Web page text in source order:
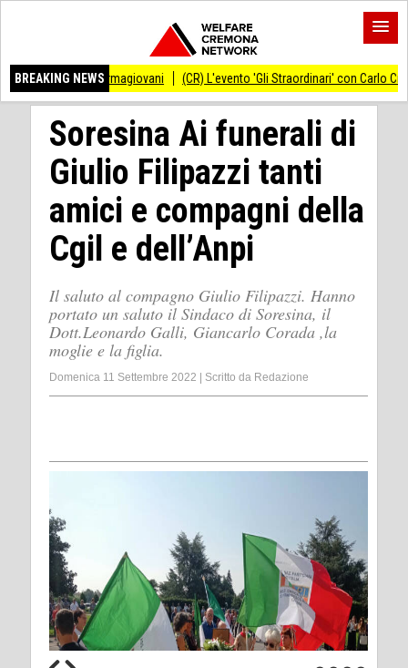
BREAKING NEWS
Informagiovani (CR) L'evento 'Gli Straordinari' con Carlo Cracco
Soresina Ai funerali di
Giulio Filipazzi tanti
amici e compagni della
Cgil e dell’Anpi
Il saluto al compagno Giulio Filipazzi. Hanno
portato un saluto il Sindaco di Soresina, il
Dott.Leonardo Galli, Giancarlo Corada ,la
moglie e la figlia.
Domenica 11 Settembre 2022 Scritto da Redazione